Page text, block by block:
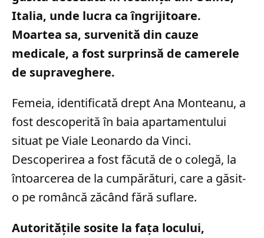
Italia, unde lucra ca îngrijitoare.
Moartea sa, survenită din cauze
medicale, a fost surprinsă de camerele
de supraveghere.
Femeia, identificată drept Ana Monteanu, a
fost descoperită în baia apartamentului
situat pe Viale Leonardo da Vinci.
Descoperirea a fost făcută de o colegă, la
întoarcerea de la cumpărături, care a găsit-
o pe româncă zăcând fără suflare.
Autoritățile sosite la fața locului,